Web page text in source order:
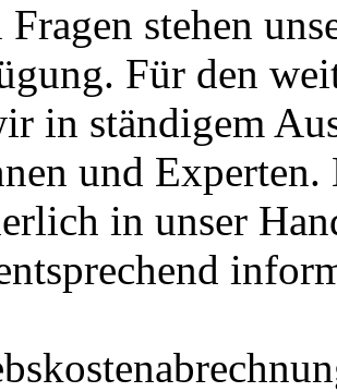
stehen
Für den
in ständigem
und
in unser